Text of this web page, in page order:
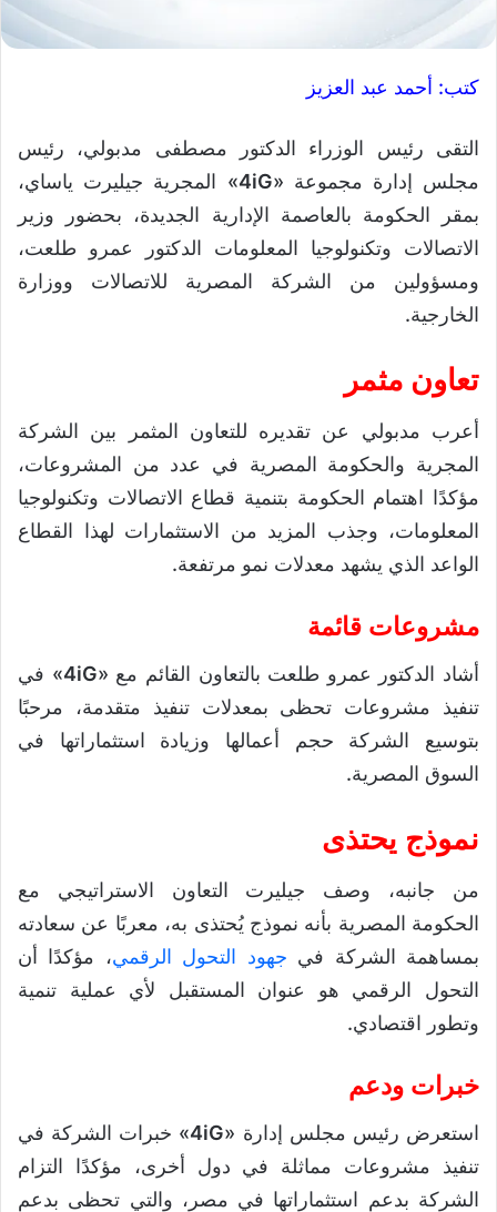
كتب: أحمد عبد العزيز
التقى رئيس الوزراء الدكتور مصطفى مدبولي، رئيس
مجلس إدارة مجموعة «4iG» المجرية جيليرت ياساي،
بمقر الحكومة بالعاصمة الإدارية الجديدة، بحضور وزير
الاتصالات وتكنولوجيا المعلومات الدكتور عمرو طلعت،
ومسؤولين من الشركة المصرية للاتصالات ووزارة
الخارجية.
تعاون مثمر
أعرب مدبولي عن تقديره للتعاون المثمر بين الشركة
المجرية والحكومة المصرية في عدد من المشروعات،
مؤكدًا اهتمام الحكومة بتنمية قطاع الاتصالات وتكنولوجيا
المعلومات، وجذب المزيد من الاستثمارات لهذا القطاع
الواعد الذي يشهد معدلات نمو مرتفعة.
مشروعات قائمة
أشاد الدكتور عمرو طلعت بالتعاون القائم مع «4iG» في
تنفيذ مشروعات تحظى بمعدلات تنفيذ متقدمة، مرحبًا
بتوسيع الشركة حجم أعمالها وزيادة استثماراتها في
السوق المصرية.
نموذج يحتذى
من جانبه، وصف جيليرت التعاون الاستراتيجي مع
الحكومة المصرية بأنه نموذج يُحتذى به، معربًا عن سعادته
بمساهمة الشركة في جهود التحول الرقمي، مؤكدًا أن
التحول الرقمي هو عنوان المستقبل لأي عملية تنمية
وتطور اقتصادي.
خبرات ودعم
استعرض رئيس مجلس إدارة «4iG» خبرات الشركة في
تنفيذ مشروعات مماثلة في دول أخرى، مؤكدًا التزام
الشركة بدعم استثماراتها في مصر، والتي تحظى بدعم